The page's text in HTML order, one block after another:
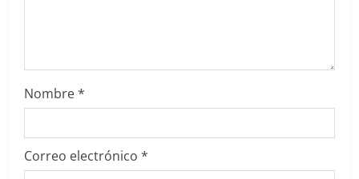
Nombre*
Correo electrónico *